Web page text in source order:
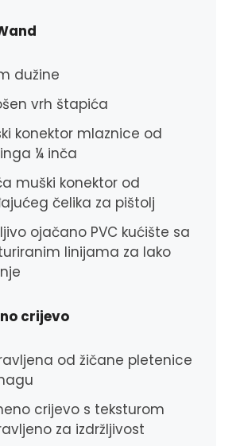
dužine
vrh štapića
konektor mlaznice od
¼ inča
muški konektor od
čelika za pištolj
ojačano PVC kućište sa
linijama za lako
crijevo
od žičane pletenice
crijevo s teksturom
za izdržljivost